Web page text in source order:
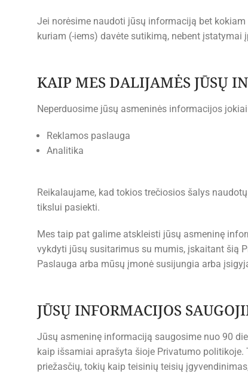
Jei norėsime naudoti jūsų informaciją bet
kuriam (-iems) davėte sutikimą, nebent įstatymai
KAIP MES DALIJAMĖS JŪSŲ
Neperduosime jūsų asmeninės informacijos
Reklamos paslauga
Analitika
Reikalaujame, kad tokios trečiosios šalys
tikslui pasiekti.
Mes taip pat galime atskleisti jūsų asmeninę
vykdyti jūsų susitarimus su mumis, įskaitant šią
Paslauga arba mūsų įmonė susijungia arba
JŪSŲ INFORMACIJOS
Jūsų asmeninę informaciją saugosime nuo 90
kaip išsamiai aprašyta šioje Privatumo
priežasčių, tokių kaip teisinių teisių